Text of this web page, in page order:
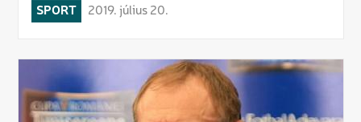
SPORT 2019. július 20.